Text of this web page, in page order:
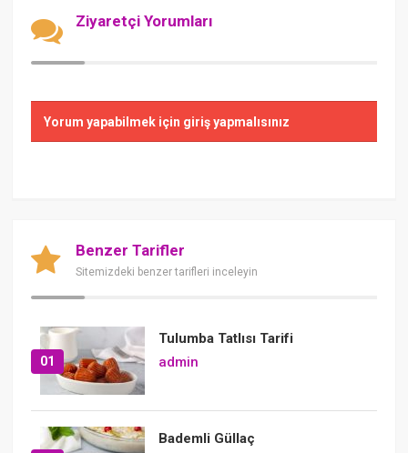
Ziyaretçi Yorumları
Yorum yapabilmek için giriş yapmalısınız
Benzer Tarifler
Sitemizdeki benzer tarifleri inceleyin
01
Tulumba Tatlısı Tarifi
admin
Bademli Güllaç